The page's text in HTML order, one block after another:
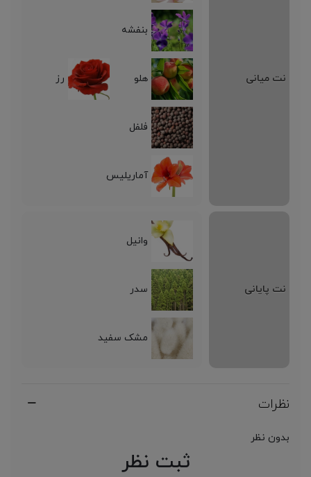
نت میانی
بنفشه
هلو رز
فلفل
آماریلیس
نت پایانی
وانیل
سدر
مشک سفید
نظرات
بدون نظر
ثبت نظر